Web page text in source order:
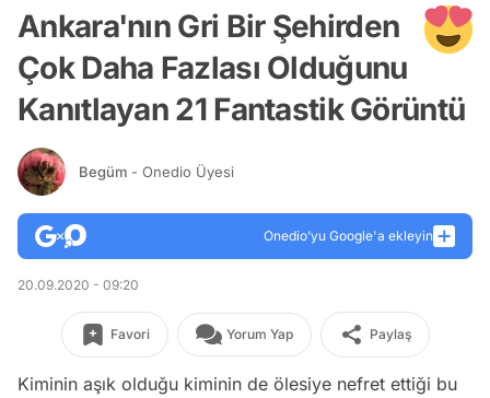
Ankara'nın Gri Bir Şehirden
Çok Daha Fazlası Olduğunu
Kanıtlayan 21 Fantastik Görüntü
Begüm - Onedio Üyesi
Onedio’yu Google'a ekleyin
20.09.2020 - 09:20
Favori Yorum Yap Paylaş
Kiminin aşık olduğu kiminin de ölesiye nefret ettiği bu